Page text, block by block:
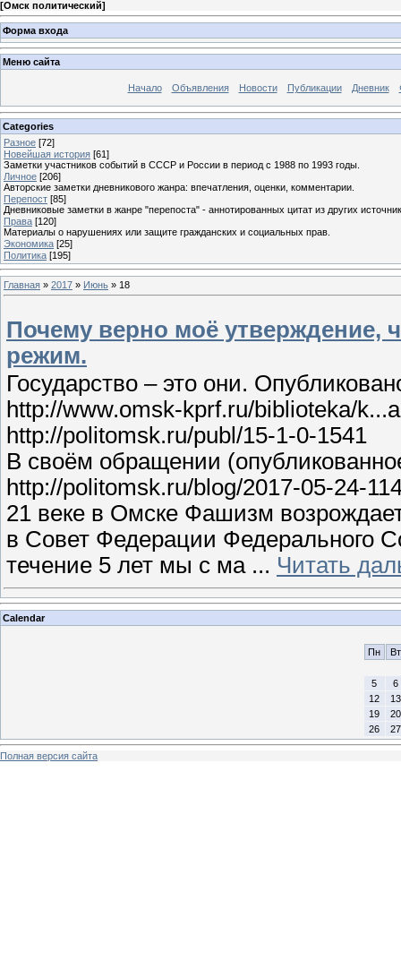
[Омск политический]
Форма входа
Меню сайта
Начало Объявления Новости Публикации Дневник
Categories
Разное [72]
Новейшая история [61]
Заметки участников событий в СССР и России в период с 1988 по 1993 годы.
Личное [206]
Авторские заметки дневникового жанра: впечатления, оценки, комментарии.
Перепост [85]
Дневниковые заметки в жанре "перепоста" - аннотированных цитат из других
Права [120]
Материалы о нарушениях или защите гражданских и социальных прав.
Экономика [25]
Политика [195]
Главная » 2017 » Июнь » 18
Почему верно моё утверждение,
режим.
Государство – это они.
http://www.omsk-kprf.ru/biblioteka/
http://politomsk.ru/publ/15-1-0-1541
В своём обращении
http://politomsk.ru/blog/2017-05-24-
21 веке в Омске Фашизм
в Совет Федерации Федерального
течение 5 лет мы с ма ... Читать
Calendar
Пн Вт
5
6
12
13
19
20
26
27
Полная версия сайта